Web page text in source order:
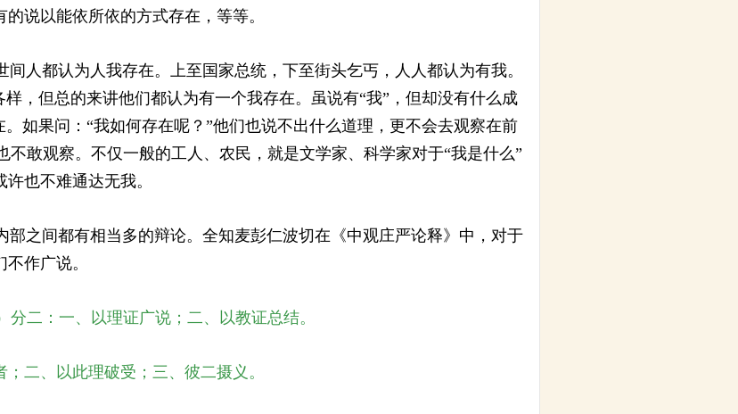
说以能依所依的方式存在，等等。
人都认为人我存在。上至国家总统，下至街头乞丐，人人都认为有我。
，但总的来讲他们都认为有一个我存在。虽说有“我”，但却没有什么成
如果问：“我如何存在呢？”他们也说不出什么道理，更不会去观察在前
不敢观察。不仅一般的工人、农民，就是文学家、科学家对于“我是什么”
也不难通达无我。
之间都有相当多的辩论。全知麦彭仁波切在《中观庄严论释》中，对于
作广说。
二：一、以理证广说；二、以教证总结。
二、以此理破受；三、彼二摄义。